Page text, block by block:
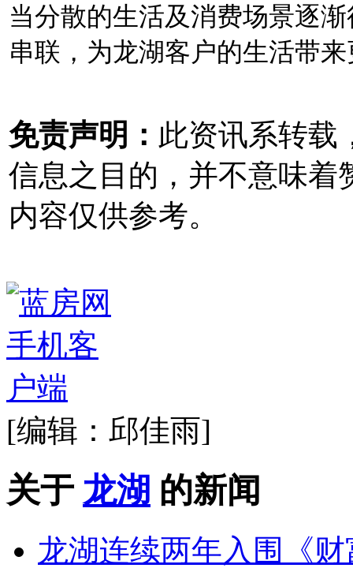
当分散的生活及消费场景逐
串联，为龙湖客户的生活带
免责声明： 此资讯系转载
信息之目的，并不意味着
内容仅供参考。
[编辑：邱佳雨]
关于 龙湖 的新闻
龙湖连续两年入围《